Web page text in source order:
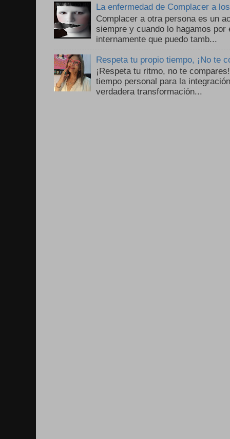
La enfermedad de Complacer a
Complacer a otra persona es un
siempre y cuando lo hagamos por
internamente que puedo tamb...
Respeta tu propio tiempo, ¡No te
¡Respeta tu ritmo, no te
tiempo personal para la
verdadera transformación...